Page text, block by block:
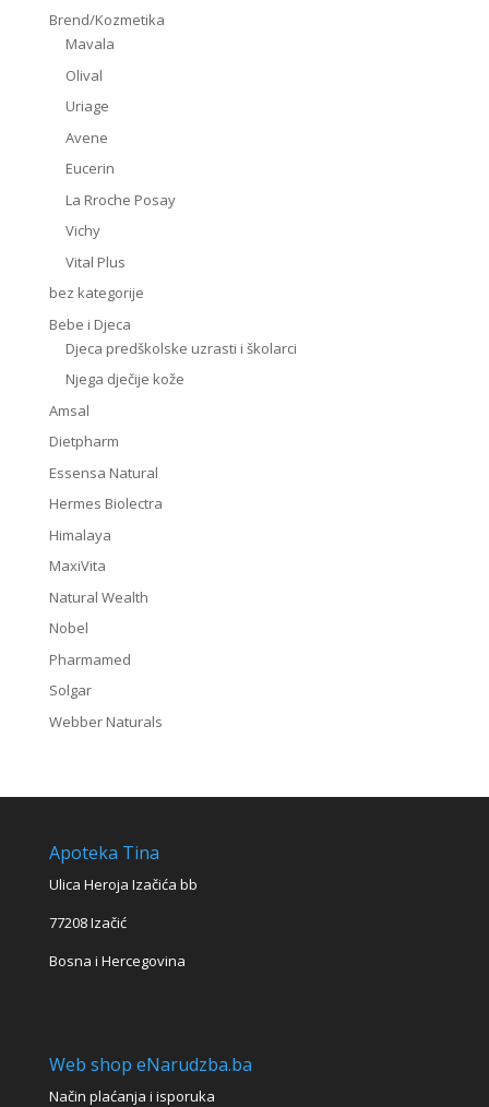
Brend/Kozmetika
Mavala
Olival
Uriage
Avene
Eucerin
La Rroche Posay
Vichy
Vital Plus
bez kategorije
Bebe i Djeca
Djeca predškolske uzrasti i školarci
Njega dječije kože
Amsal
Dietpharm
Essensa Natural
Hermes Biolectra
Himalaya
MaxiVita
Natural Wealth
Nobel
Pharmamed
Solgar
Webber Naturals
Apoteka Tina
Ulica Heroja Izačića bb
77208 Izačić
Bosna i Hercegovina
Web shop eNarudzba.ba
Način plaćanja i isporuka